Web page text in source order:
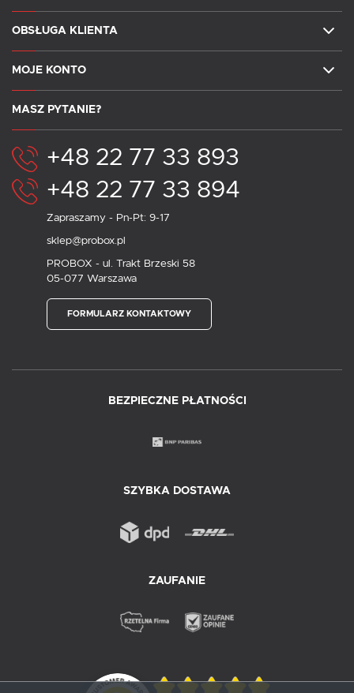
OBSŁUGA KLIENTA
MOJE KONTO
MASZ PYTANIE?
+48 22 77 33 893
+48 22 77 33 894
Zapraszamy - Pn-Pt: 9-17
sklep@probox.pl
PROBOX - ul. Trakt Brzeski 58
05-077 Warszawa
FORMULARZ KONTAKTOWY
BEZPIECZNE PŁATNOŚCI
SZYBKA DOSTAWA
ZAUFANIE